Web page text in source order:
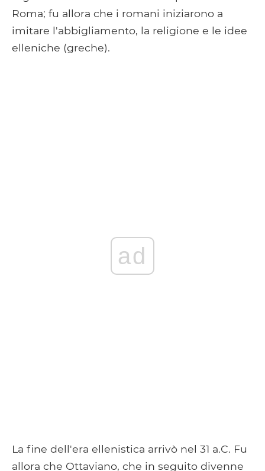
Roma; fu allora che i romani iniziarono a
imitare l'abbigliamento, la religione e le idee
elleniche (greche).
ad
La fine dell'era ellenistica arrivò nel 31 a.C. Fu
allora che Ottaviano, che in seguito divenne